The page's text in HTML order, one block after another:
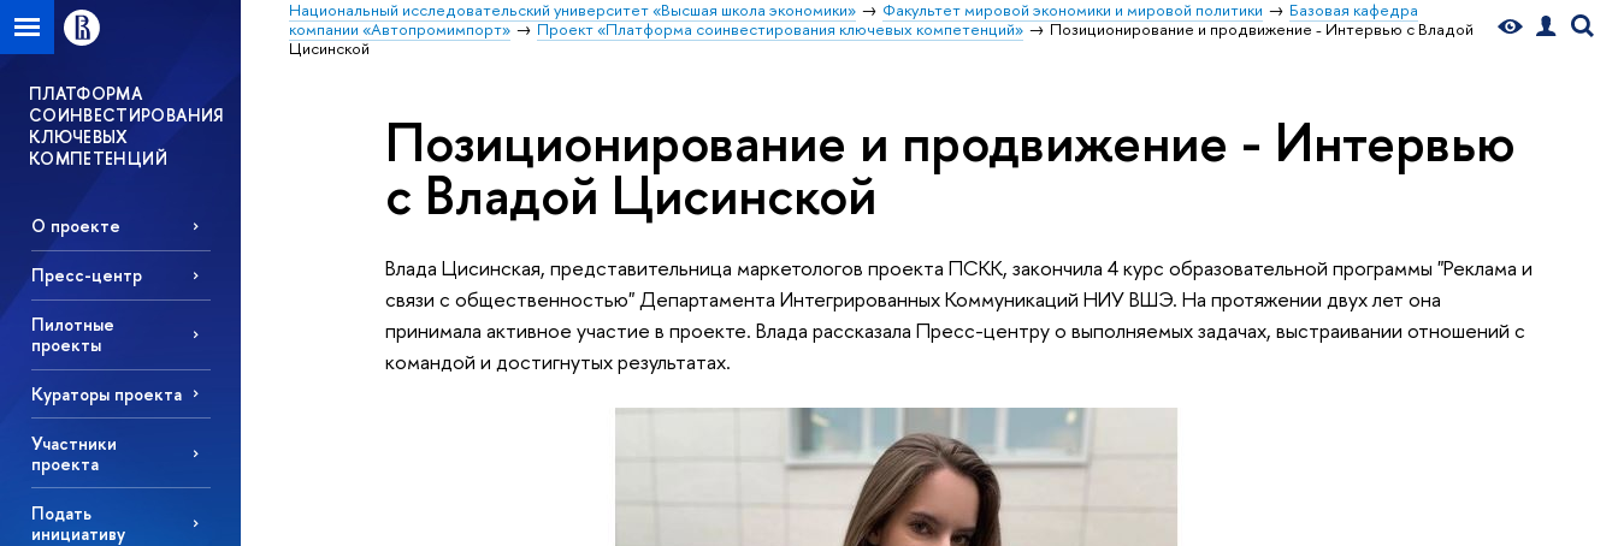
Национальный исследовательский университет «Высшая школа экономики» Факультет мировой экономики и мировой политики
Базовая кафедра
компании «Автопромимпорт»
Проект «Платформа соинвестирования ключевых компетенций»
Позиционирование и продвижение - Интервью с Владой
Цисинской
ПЛАТФОРМА
СОИНВЕСТИРОВАНИЯ
КЛЮЧЕВЫХ
КОМПЕТЕНЦИЙ
О проекте
Пресс-центр
Пилотные
проекты
Кураторы проекта
Участники
проекта
Подать
инициативу
Позиционирование и продвижение - Интервью
с Владой Цисинской
Влада Цисинская, представительница маркетологов проекта ПСКК, закончила 4 курс образовательной программы "Реклама и
связи с общественностью" Департамента Интегрированных Коммуникаций НИУ ВШЭ. На протяжении двух лет она
принимала активное участие в проекте. Влада рассказала Пресс-центру о выполняемых задачах, выстраивании отношений с
командой и достигнутых результатах.